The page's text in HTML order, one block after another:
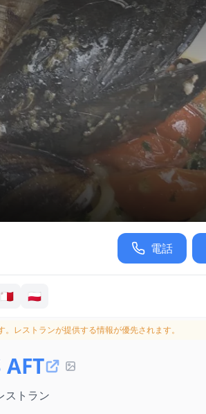
電話
🇲🇹 🇵🇱
。レストランが提供する情報が優先されます。
AFT
ストラン